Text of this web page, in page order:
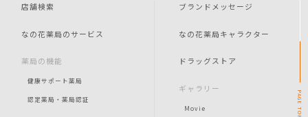
店舗検索
なの花薬局のサービス
薬局の機能
健康サポート薬局
認定薬局・薬局認証
ブランドメッセージ
なの花薬局キャラクター
ドラッグストア
ギャラリー
Movie
PAGE
TOP